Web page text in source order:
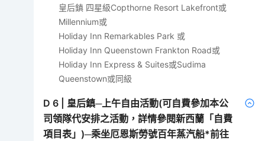
皇后鎮 四星級Copthorne Resort Lakefront或
Millennium或
Holiday Inn Remarkables Park 或
Holiday Inn Queenstown Frankton Road或
Holiday Inn Express & Suites或Sudima
Queenstown或同級
D6
皇后鎮─上午自由活動(可自費參加本公
司領隊代安排之活動，詳情參閱新西蘭「自費
項目表」)─乘坐厄恩斯勞號百年蒸汽船*前往